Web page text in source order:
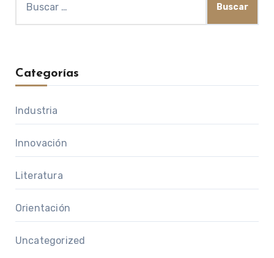
Categorías
Industria
Innovación
Literatura
Orientación
Uncategorized